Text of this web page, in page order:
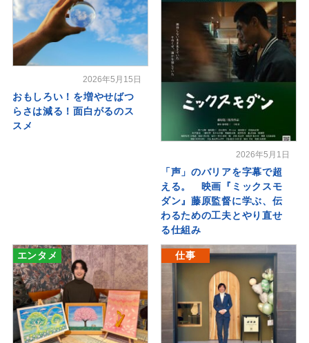
2026年5月15日
おもしろい！を増やせばつ
らさは減る！面白がるのス
スメ
2026年5月1日
「声」のバリアを字幕で超
える。 映画『ミックスモ
ダン』藤原監督に学ぶ、伝
わるための工夫とやり直せ
る仕組み
エンタメ 仕事